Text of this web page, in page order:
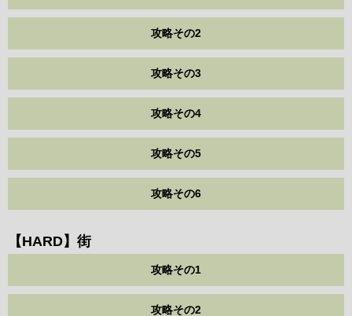
攻略その2
攻略その3
攻略その4
攻略その5
攻略その6
【HARD】街
攻略その1
攻略その2